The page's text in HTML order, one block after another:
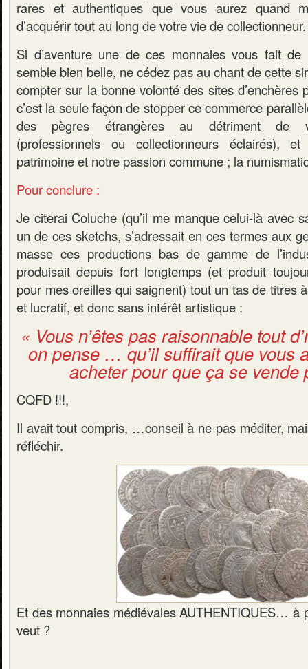
rares et authentiques que vous aurez quand
d’acquérir tout au long de votre vie de collectionneur.
Si d’aventure une de ces monnaies vous fait
semble bien belle, ne cédez pas au chant de cette
compter sur la bonne volonté des sites d’enchères
c’est la seule façon de stopper ce commerce
des pègres étrangères au détriment de
(professionnels ou collectionneurs éclairés),
patrimoine et notre passion commune ; la
Pour conclure :
Je citerai Coluche (qu’il me manque celui-là avec
un de ces sketchs, s’adressait en ces termes aux
masse ces productions bas de gamme de
produisait depuis fort longtemps (et produit
pour mes oreilles qui saignent) tout un tas de titres
et lucratif, et donc sans intérêt artistique :
« Vous n’êtes pas raisonnable tout
on pense … qu’il suffirait que vous
acheter pour que ça se vende
CQFD !!!,
Il avait tout compris, …conseil à ne pas méditer,
réfléchir.
Et des monnaies médiévales AUTHENTIQUES… à
veut ?